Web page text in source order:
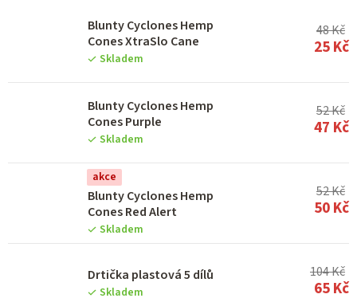
Blunty Cyclones Hemp
Cones XtraSlo Cane
Skladem
48 Kč
25 Kč
Blunty Cyclones Hemp
Cones Purple
Skladem
52 Kč
47 Kč
akce
Blunty Cyclones Hemp
Cones Red Alert
Skladem
52 Kč
50 Kč
Drtička plastová 5 dílů
Skladem
104 Kč
65 Kč
o
k